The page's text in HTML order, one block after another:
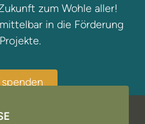
zum Wohle aller!
in die Förderung